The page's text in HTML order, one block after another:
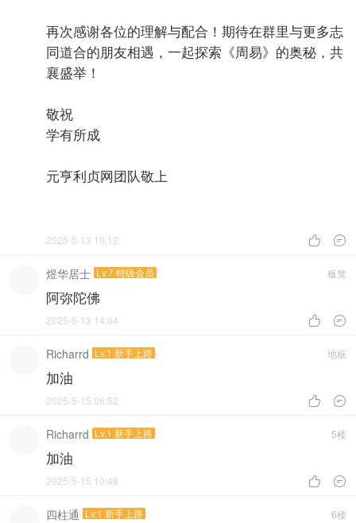
再次感谢各位的理解与配合！期待在群里与更多志
同道合的朋友相遇，一起探索《周易》的奥秘，共
襄盛举！
敬祝
学有所成
元亨利贞网团队敬上
 
2025-5-13 10:12
板凳
煜华居士 Lv.7 特级会员
阿弥陀佛
 
2025-5-13 14:04
地板
Richarrd Lv.1 新手上路
加油
 
2025-5-15 06:52
5楼
Richarrd Lv.1 新手上路
加油
 
2025-5-15 10:48
6楼
四柱通 Lv.1 新手上路